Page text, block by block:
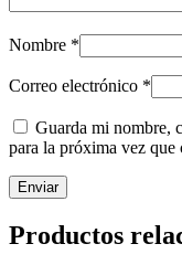
Nombre *
Correo electrónico *
Guarda mi nombre,
para la próxima vez que
Productos